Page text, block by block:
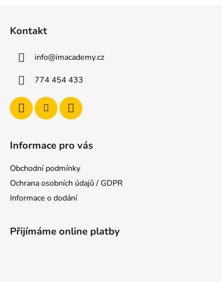
Kontakt
info@imacademy.cz
774 454 433
Informace pro vás
Obchodní podmínky
Ochrana osobních údajů / GDPR
Informace o dodání
Přijímáme online platby